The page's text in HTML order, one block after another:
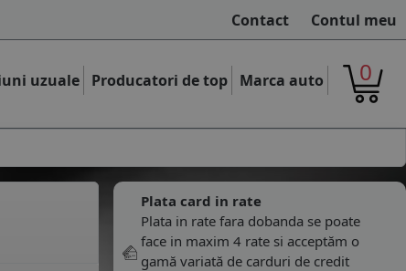
Contact Contul meu
uzuale Producatori de top Marca auto 0
Plata card in rate
Plata in rate fara dobanda se poate
face in maxim 4 rate si acceptăm o
gamă variată de carduri de credit